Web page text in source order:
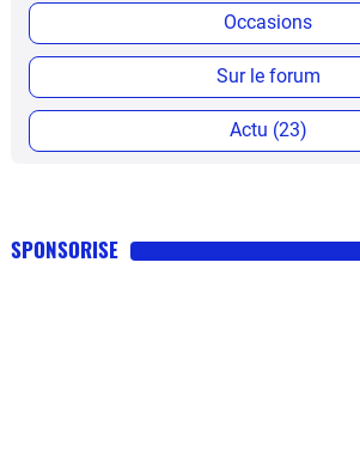
Occasions
Sur le forum
Actu (23)
SPONSORISE